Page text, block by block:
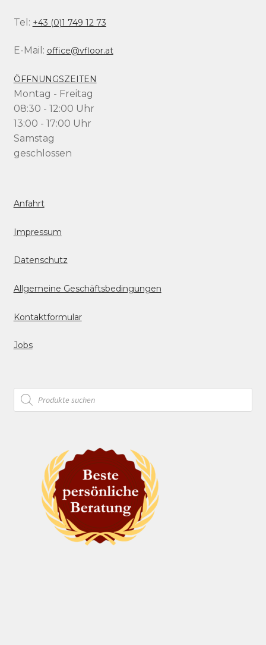
Tel: +43 (0)1 749 12 73
E-Mail: office@vfloor.at
ÖFFNUNGSZEITEN
Montag - Freitag
08:30 - 12:00 Uhr
13:00 - 17:00 Uhr
Samstag
geschlossen
Anfahrt
Impressum
Datenschutz
Allgemeine Geschäftsbedingungen
Kontaktformular
Jobs
Products
search